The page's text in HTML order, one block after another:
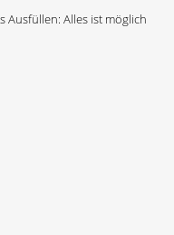
Ausfüllen: Alles ist möglich